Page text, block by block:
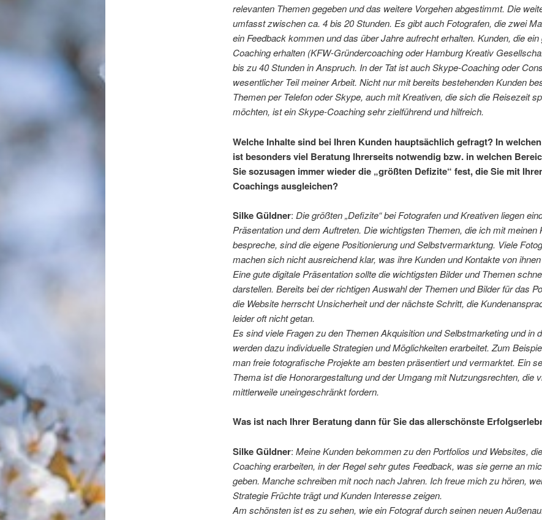
relevanten Themen gegeben und das weitere Vorgehen abgestimmt. Die
umfasst zwischen ca. 4 bis 20 Stunden. Es gibt auch Fotografen, die zwei
ein Feedback kommen und das über Jahre aufrecht erhalten. Kunden, die ein
Coaching erhalten (KFW-Gründercoaching oder Hamburg Kreativ
bis zu 40 Stunden in Anspruch. In der Tat ist auch Skype-Coaching oder
wesentlicher Teil meiner Arbeit. Nicht nur mit bereits bestehenden Kunden
Themen per Telefon oder Skype, auch mit Kreativen, die sich die Reisezeit
möchten, ist ein Skype-Coaching sehr zielführend und hilfreich.
Welche Inhalte sind bei Ihren Kunden hauptsächlich gefragt? In
ist besonders viel Beratung Ihrerseits notwendig bzw. in welchen
Sie sozusagen immer wieder die „größten Defizite“ fest, die Sie mit
Coachings ausgleichen?
Silke Güldner: Die größten „Defizite“ bei Fotografen und Kreativen liegen
Präsentation und dem Auftreten. Die wichtigsten Themen, die ich mit meinen
bespreche, sind die eigene Positionierung und Selbstvermarktung. Viele
machen sich nicht ausreichend klar, was ihre Kunden und Kontakte von
Eine gute digitale Präsentation sollte die wichtigsten Bilder und Themen
darstellen. Bereits bei der richtigen Auswahl der Themen und Bilder für das
die Website herrscht Unsicherheit und der nächste Schritt, die
leider oft nicht getan.
Es sind viele Fragen zu den Themen Akquisition und Selbstmarketing und in
werden dazu individuelle Strategien und Möglichkeiten erarbeitet. Zum
man freie fotografische Projekte am besten präsentiert und vermarktet. Ein
Thema ist die Honorargestaltung und der Umgang mit Nutzungsrechten, die
mittlerweile uneingeschränkt fordern.
Was ist nach Ihrer Beratung dann für Sie das allerschönste
Silke Güldner: Meine Kunden bekommen zu den Portfolios und Websites,
Coaching erarbeiten, in der Regel sehr gutes Feedback, was sie gerne an
geben. Manche schreiben mit noch nach Jahren. Ich freue mich zu hören,
Strategie Früchte trägt und Kunden Interesse zeigen.
Am schönsten ist es zu sehen, wie ein Fotograf durch seinen neuen